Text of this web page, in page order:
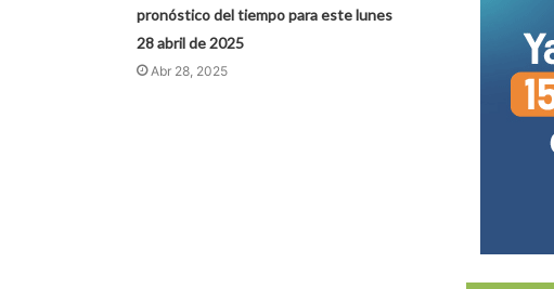
pronóstico del tiempo para este lunes
28 abril de 2025
Abr 28, 2025